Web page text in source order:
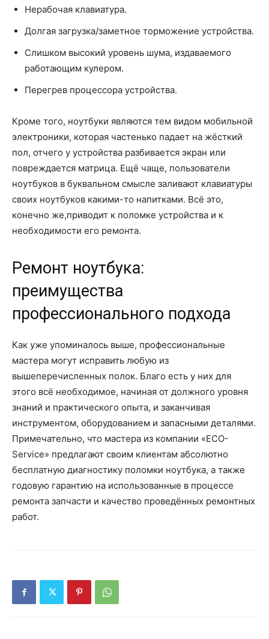
Нерабочая клавиатура.
Долгая загрузка/заметное торможение устройства.
Слишком высокий уровень шума, издаваемого
работающим кулером.
Перегрев процессора устройства.
Кроме того, ноутбуки являются тем видом мобильной
электроники, которая частенько падает на жёсткий
пол, отчего у устройства разбивается экран или
повреждается матрица. Ещё чаще, пользователи
ноутбуков в буквальном смысле заливают клавиатуры
своих ноутбуков какими-то напитками. Всё это,
конечно же,приводит к поломке устройства и к
необходимости его ремонта.
Ремонт ноутбука:
преимущества
профессионального подхода
Как уже упоминалось выше, профессиональные
мастера могут исправить любую из
вышеперечисленных полок. Благо есть у них для
этого всё необходимое, начиная от должного уровня
знаний и практического опыта, и заканчивая
инструментом, оборудованием и запасными деталями.
Примечательно, что мастера из компании «ECO-
Service» предлагают своим клиентам абсолютно
бесплатную диагностику поломки ноутбука, а также
годовую гарантию на использованные в процессе
ремонта запчасти и качество проведённых ремонтных
работ.